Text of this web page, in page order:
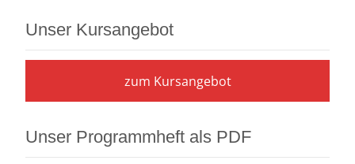
Unser Kursangebot
zum Kursangebot
Unser Programmheft als PDF